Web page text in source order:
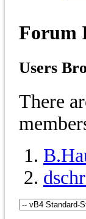
Forum
Users
There